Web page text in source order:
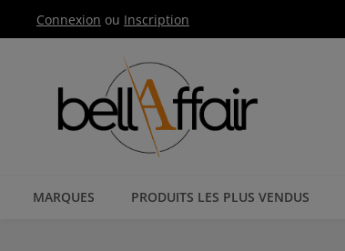
à la navigation principale
Connexion ou Inscription
MARQUES PRODUITS LES PLUS VENDUS